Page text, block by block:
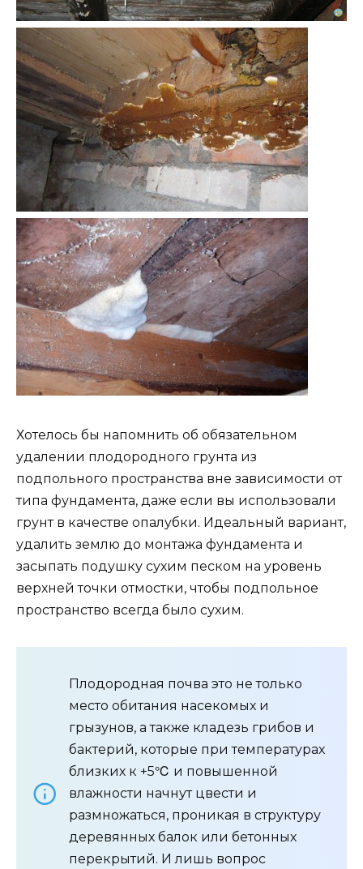
Хотелось бы напомнить об обязательном
удалении плодородного грунта из
подпольного пространства вне зависимости от
типа фундамента, даже если вы использовали
грунт в качестве опалубки. Идеальный вариант,
удалить землю до монтажа фундамента и
засыпать подушку сухим песком на уровень
верхней точки отмостки, чтобы подпольное
пространство всегда было сухим.
Плодородная почва это не только
место обитания насекомых и
грызунов, а также кладезь грибов и
бактерий, которые при температурах
близких к +5℃ и повышенной
влажности начнут цвести и
размножаться, проникая в структуру
деревянных балок или бетонных
перекрытий. И лишь вопрос